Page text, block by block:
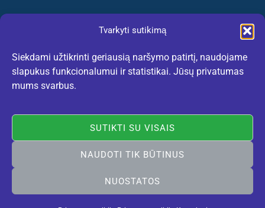
Tvarkyti sutikimą
Siekdami užtikrinti geriausią naršymo patirtį, naudojame
slapukus funkcionalumui ir statistikai. Jūsų privatumas
mums svarbus.
SUTIKTI SU VISAIS
NAUDOTI TIK BŪTINUS
NUOSTATOS
El. paštas: kokybiskibatai@gmail.com
Tel. +370 659 77132
© 2005-2026 Vilniaus Avalynė. Visos teisės saugomos. Sukurta
Vilniausweb